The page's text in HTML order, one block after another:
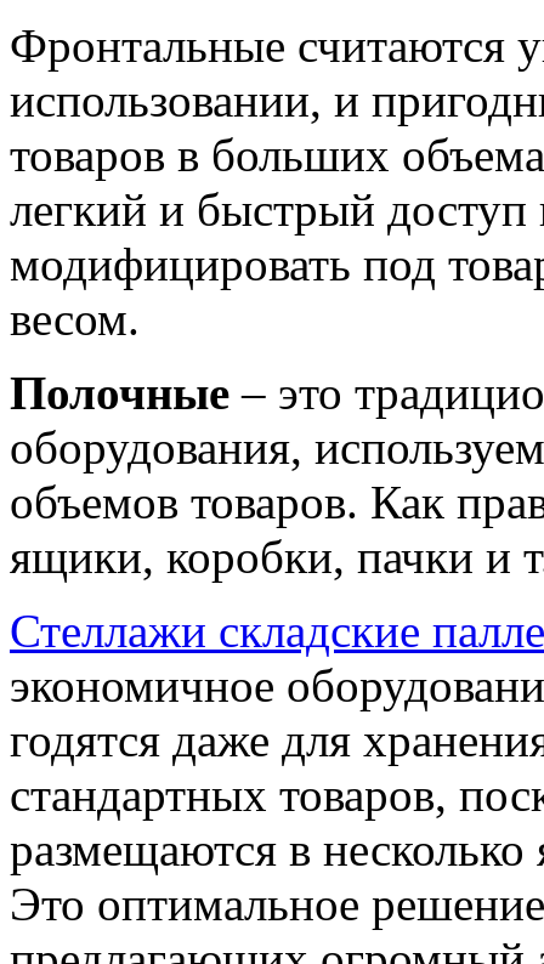
Фронтальные считаются
использовании, и
товаров в больших
легкий и быстрый
модифицировать под
весом.
Полочные – это
оборудования,
объемов товаров. Как
ящики, коробки, пачки и
Стеллажи складские
экономичное
годятся даже для
стандартных товаров,
размещаются в
Это оптимальное